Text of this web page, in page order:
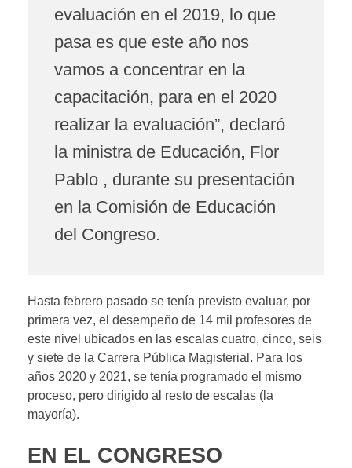
evaluación en el 2019, lo que
pasa es que este año nos
vamos a concentrar en la
capacitación, para en el 2020
realizar la evaluación”, declaró
la ministra de Educación, Flor
Pablo , durante su presentación
en la Comisión de Educación
del Congreso.
Hasta febrero pasado se tenía previsto evaluar, por
primera vez, el desempeño de 14 mil profesores de
este nivel ubicados en las escalas cuatro, cinco, seis
y siete de la Carrera Pública Magisterial. Para los
años 2020 y 2021, se tenía programado el mismo
proceso, pero dirigido al resto de escalas (la
mayoría).
EN EL CONGRESO